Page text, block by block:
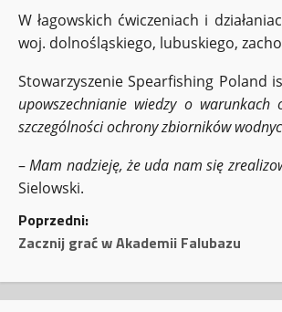
W łagowskich ćwiczeniach i
woj. dolnośląskiego, lubuskiego,
Stowarzyszenie Spearfishing Poland
upowszechnianie wiedzy o
szczególności ochrony zbiorników
–Mam nadzieję, że uda nam się
Sielowski.
Z
Poprzedni:
Zacznij grać w Akademii Falubazu